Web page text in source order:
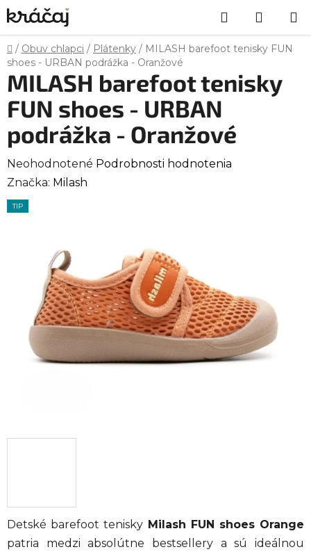
Prejsť
na
obsah
Hľadať
KOŠÍK
Domov
/ Obuv chlapci / Plátenky / MILASH barefoot tenisky FUN
shoes - URBAN podrážka - Oranžové
Detské barefoot tenisky Milash FUN shoes Orange
patria medzi absolútne bestsellery a sú ideálnou
MILASH barefoot tenisky
FUN shoes - URBAN
podrážka - Oranžové
Priemerné
hodnotenie
produktu
hviezdičiek.
Neohodnotené Podrobnosti hodnotenia
Značka: Milash
TIP